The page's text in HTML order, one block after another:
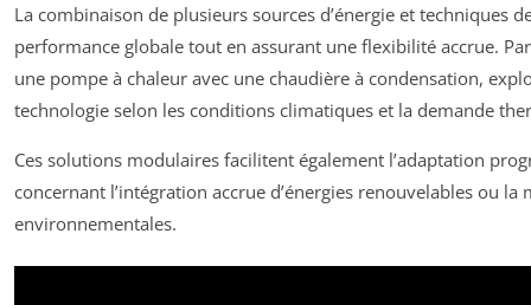
La combinaison de plusieurs sources d’énergie et techniques
performance globale tout en assurant une flexibilité accrue.
une pompe à chaleur avec une chaudière à condensation,
technologie selon les conditions climatiques et la demande
Ces solutions modulaires facilitent également l’adaptation
concernant l’intégration accrue d’énergies renouvelables ou
environnementales.